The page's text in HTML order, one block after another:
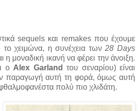
sequels και remakes που έχουμε
το χειμώνα, η συνέχεια των28 Days
η μοναδική ικανή να φέρει την άνοιξη.
ο Alex Garland του σεναρίου) είναι
παραγωγή αυτή τη φορά, όμως αυτή
πολύ πιο χλιδάτη.